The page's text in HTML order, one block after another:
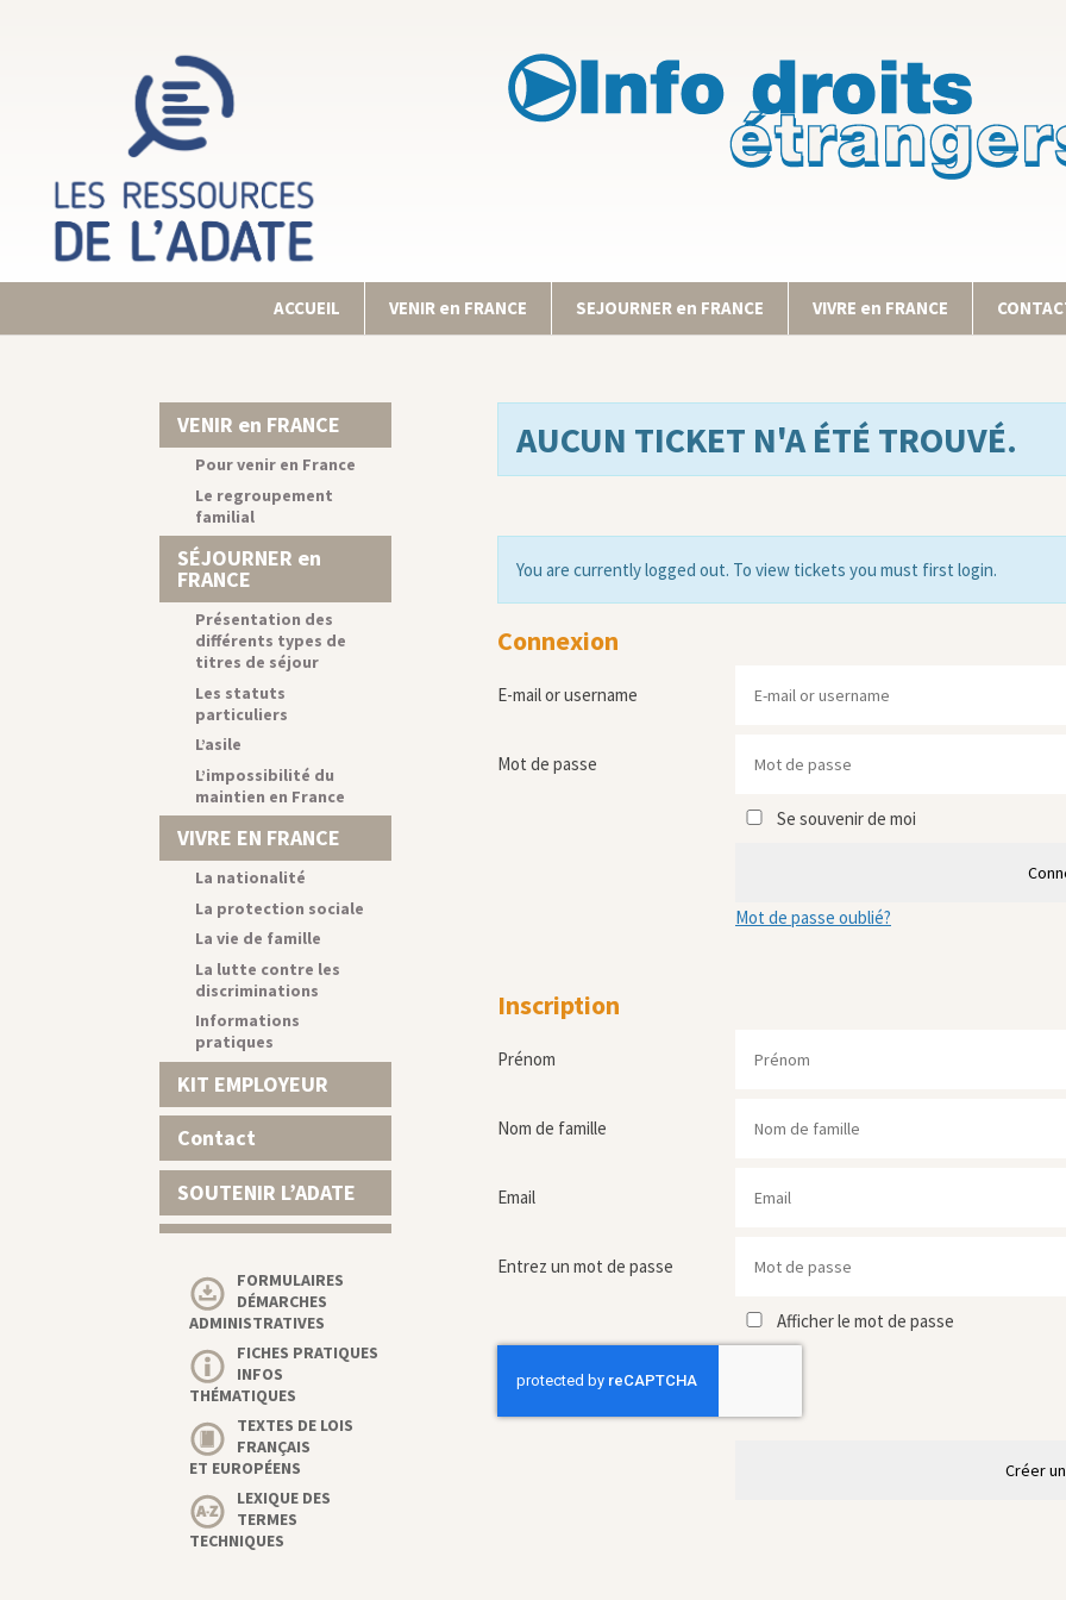
ACCUEIL VENIR en FRANCE SEJOURNER en FRANCE VIVRE en FRANCE
AUCUN TICKET N'A ÉTÉ TROUVÉ.
You are currently logged out. To view tickets you must first login.
Connexion
E-mail or username
Mot de passe
Se souvenir de moi
Mot de passe oublié?
Inscription
Prénom
Nom de famille
Email
Entrez un mot de passe
Afficher le mot de passe
Créer
VENIR en FRANCE
Pour venir en France
Le regroupement
familial
SÉJOURNER en
FRANCE
Présentation des
différents types de
titres de séjour
Les statuts
particuliers
L’asile
L’impossibilité du
maintien en France
VIVRE EN FRANCE
La nationalité
La protection sociale
La vie de famille
La lutte contre les
discriminations
Informations
pratiques
KIT EMPLOYEUR
Contact
SOUTENIR L’ADATE
FORMULAIRES
DÉMARCHES
ADMINISTRATIVES
FICHES PRATIQUES
INFOS
THÉMATIQUES
TEXTES DE LOIS
FRANÇAIS
ET EUROPÉENS
LEXIQUE DES
TERMES
TECHNIQUES